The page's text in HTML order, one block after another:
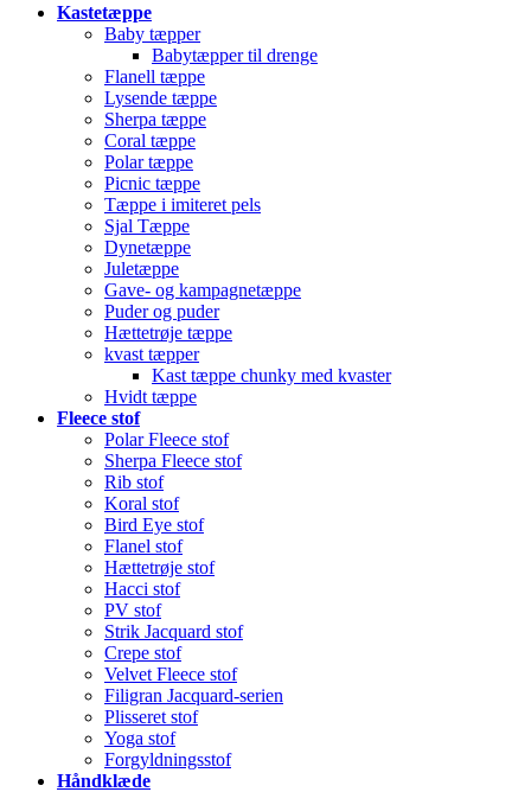
Kastetæppe
Baby tæpper
Babytæpper til drenge
Flanell tæppe
Lysende tæppe
Sherpa tæppe
Coral tæppe
Polar tæppe
Picnic tæppe
Tæppe i imiteret pels
Sjal Tæppe
Dynetæppe
Juletæppe
Gave- og kampagnetæppe
Puder og puder
Hættetrøje tæppe
kvast tæpper
Kast tæppe chunky med kvaster
Hvidt tæppe
Fleece stof
Polar Fleece stof
Sherpa Fleece stof
Rib stof
Koral stof
Bird Eye stof
Flanel stof
Hættetrøje stof
Hacci stof
PV stof
Strik Jacquard stof
Crepe stof
Velvet Fleece stof
Filigran Jacquard-serien
Plisseret stof
Yoga stof
Forgyldningsstof
Håndklæde